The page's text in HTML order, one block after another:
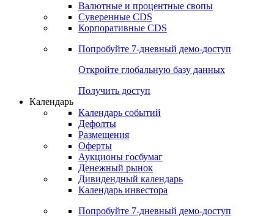
Получить доступ
Деривативы
Валютные и процентные свопы
Корпоративные CDS
Попробуйте7-дневный
Откройте глобальную базу данных
Получить доступ
Календарь
Календарь событий
Дефолты
Размещения
Оферты
Денежный рынок